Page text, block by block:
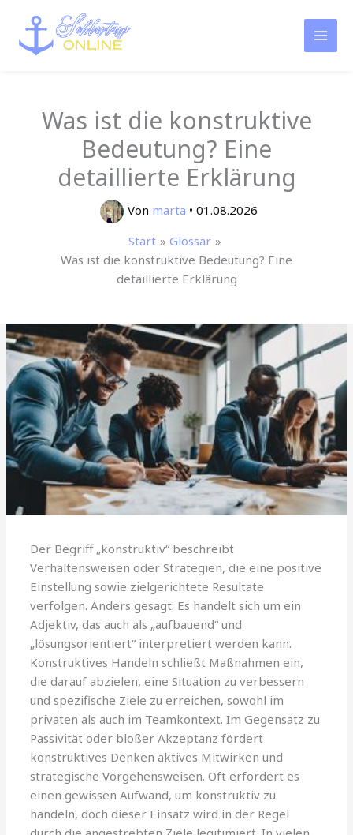
Inhalt
springen
Was ist die konstruktive
Bedeutung? Eine
detaillierte Erklärung
Von marta • 01.08.2026
Start
Glossar
Was ist die konstruktive Bedeutung? Eine
detaillierte Erklärung
Der Begriff „konstruktiv“ beschreibt
Verhaltensweisen oder Strategien, die eine positive
Einstellung sowie zielgerichtete Resultate
verfolgen. Anders gesagt: Es handelt sich um ein
Adjektiv, das auch als „aufbauend“ und
„lösungsorientiert“ interpretiert werden kann.
Konstruktives Handeln schließt Maßnahmen ein,
die darauf abzielen, eine Situation zu verbessern
und spezifische Ziele zu erreichen, sowohl im
privaten als auch im Teamkontext. Im Gegensatz zu
Passivität oder bloßer Akzeptanz fördert
konstruktives Denken aktives Mitwirken und
strategische Vorgehensweisen. Oft erfordert es
einen gewissen Aufwand, um konstruktiv zu
handeln, doch dieser Einsatz wird in der Regel